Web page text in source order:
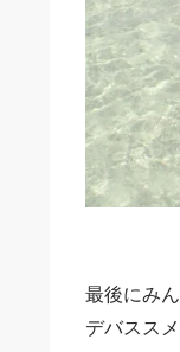
最後にみ
デバスス